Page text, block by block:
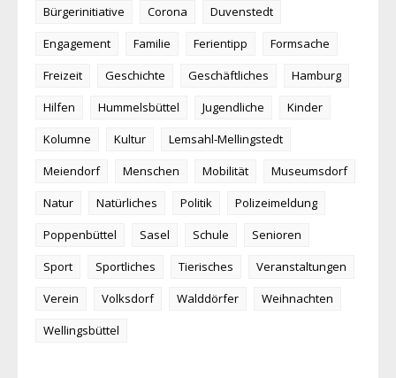
Bürgerinitiative
Corona
Duvenstedt
Engagement
Familie Ferientipp
Formsache
Freizeit
Geschichte Geschäftliches
Hamburg
Hilfen
Hummelsbüttel Jugendliche
Kinder
Kolumne
Kultur
Lemsahl-Mellingstedt
Meiendorf
Menschen Mobilität
Museumsdorf
Natur
Natürliches Politik
Polizeimeldung
Poppenbüttel
Sasel Schule
Senioren
Sport
Sportliches Tierisches
Veranstaltungen
Verein
Volksdorf Walddörfer
Weihnachten
Wellingsbüttel